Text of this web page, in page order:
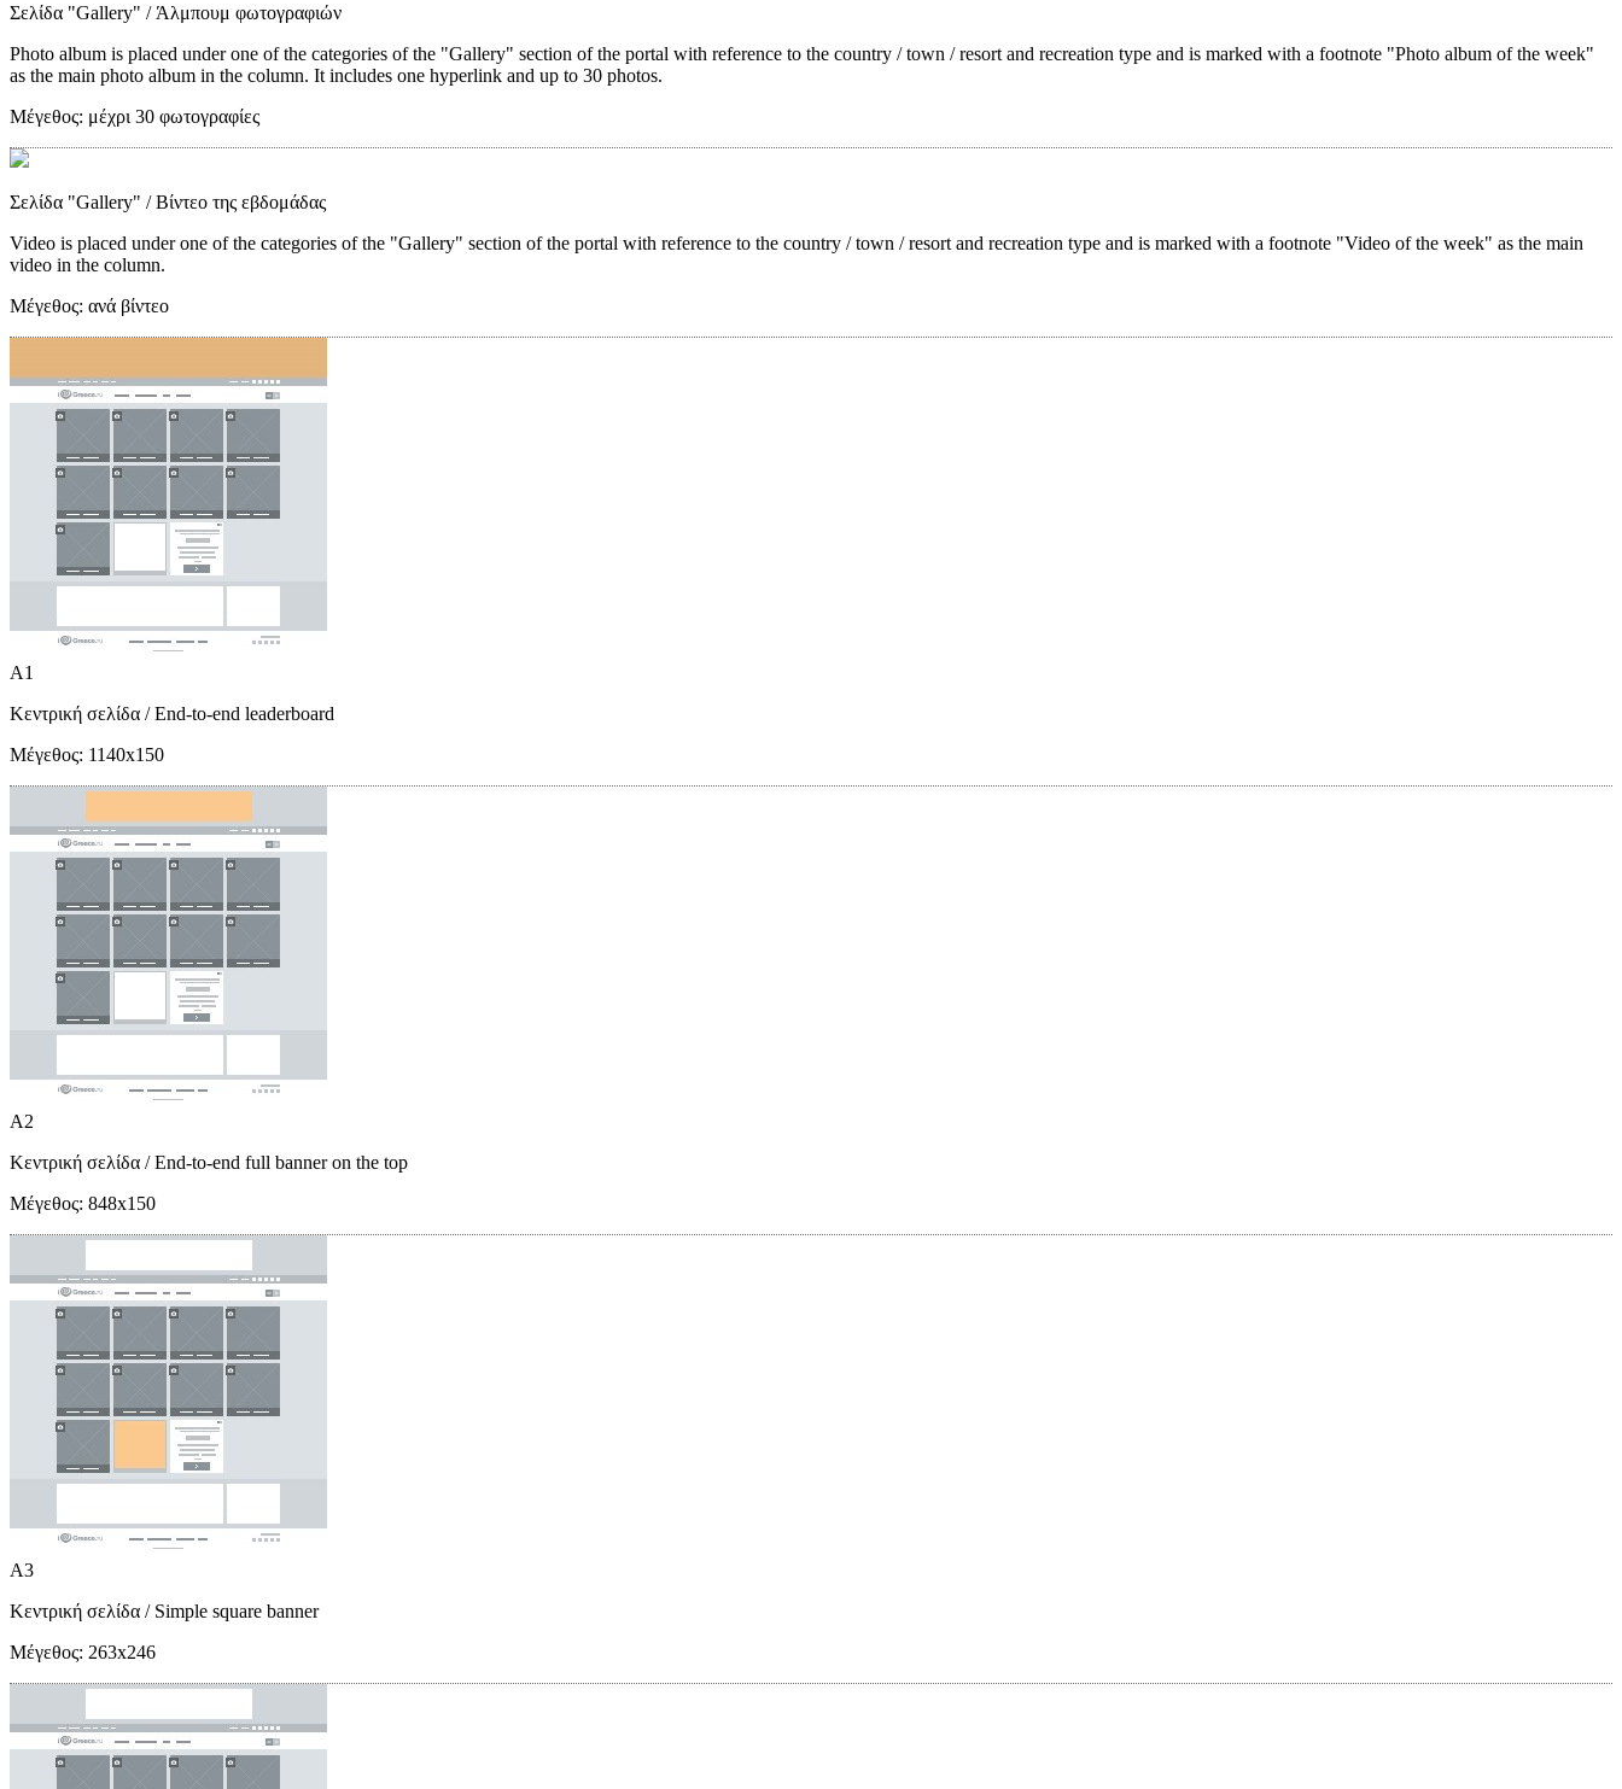
Σελίδα "Gallery" / Άλμπουμ φωτογραφιών
Photo album is placed under one of the categories of the "Gallery" section of the portal with reference to the country / town / resort and recreation type and is marked with a footnote "Photo album of the week"
as the main photo album in the column. It includes one hyperlink and up to 30 photos.
Μέγεθος: μέχρι 30 φωτογραφίες
Σελίδα "Gallery" / Βίντεο της εβδομάδας
Video is placed under one of the categories of the "Gallery" section of the portal with reference to the country / town / resort and recreation type and is marked with a footnote "Video of the week" as the main
video in the column.
Μέγεθος: ανά βίντεο
A1
Κεντρική σελίδα / End-to-end leaderboard
Μέγεθος: 1140x150
A2
Κεντρική σελίδα / End-to-end full banner on the top
Μέγεθος: 848x150
A3
Κεντρική σελίδα / Simple square banner
Μέγεθος: 263x246